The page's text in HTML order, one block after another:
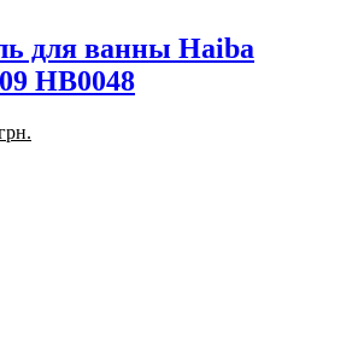
для ванны Haiba
HB0048